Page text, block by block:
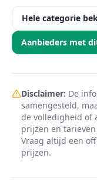
Hele categorie
Aanbieders met
Disclaimer: De
samengesteld,
de volledigheid of
prijzen en
Vraag altijd een
prijzen.